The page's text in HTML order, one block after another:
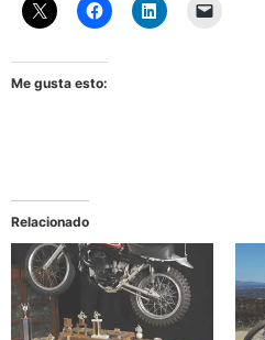
Me gusta esto:
Relacionado